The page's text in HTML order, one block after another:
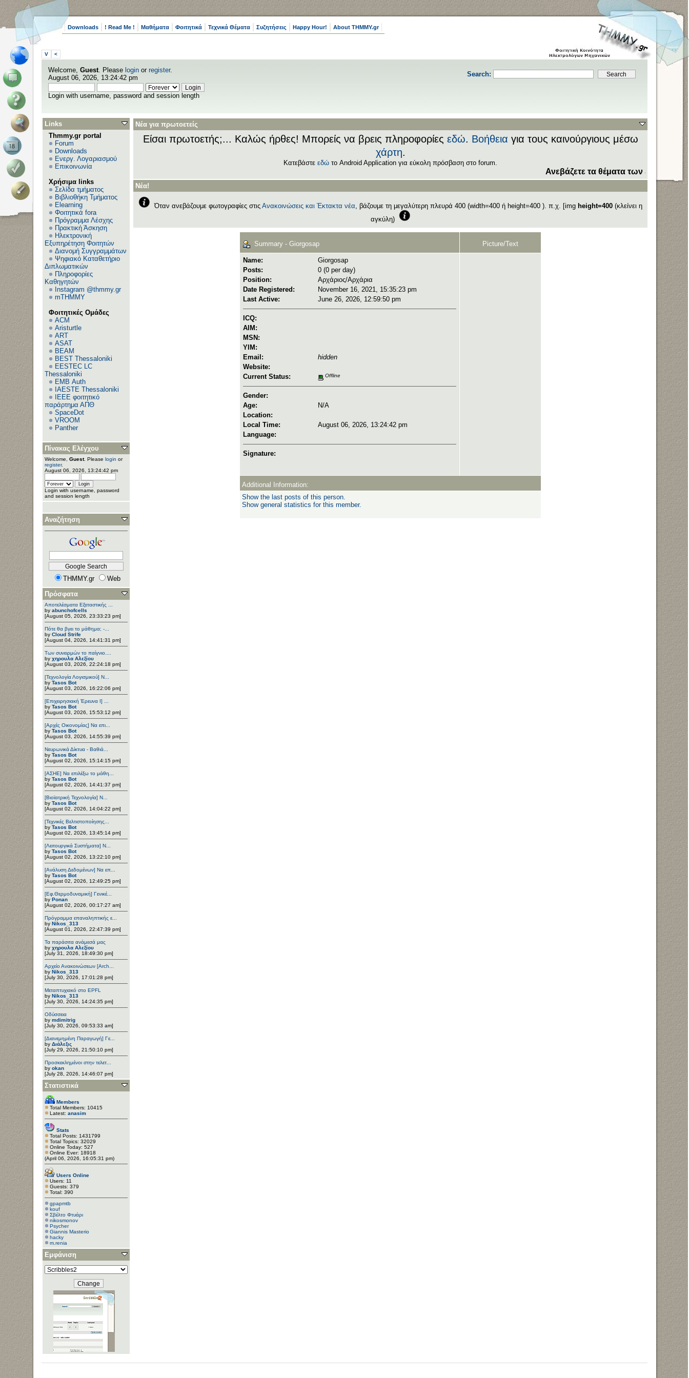
Downloads ! Read Me ! Μαθήματα Φοιτητικά Τεχνικά Θέματα Συζητήσεις Happy Hour! About THMMY.gr
V <
Search:
Welcome, Guest. Please login or register.
August 06, 2026, 13:24:42 pm
Login with username, password and session length
Links
Thmmy.gr portal
Forum
Downloads
Ενεργ. Λογαριασμού
Επικοινωνία
Χρήσιμα links
Σελίδα τμήματος
Βιβλιοθήκη Τμήματος
Elearning
Φοιτητικά fora
Πρόγραμμα Λέσχης
Πρακτική Άσκηση
Ηλεκτρονική
Εξυπηρέτηση Φοιτητών
Διανομή Συγγραμμάτων
Ψηφιακό Καταθετήριο
Διπλωματικών
Πληροφορίες
Καθηγητών
Instagram @thmmy.gr
mTHMMY
Φοιτητικές Ομάδες
ACM
Aristurtle
ART
ASAT
BEAM
BEST Thessaloniki
EESTEC LC
Thessaloniki
EΜΒ Auth
IAESTE Thessaloniki
IEEE φοιτητικό
παράρτημα ΑΠΘ
SpaceDot
VROOM
Panther
Πίνακας Ελέγχου
Welcome, Guest. Please login or
register.
August 06, 2026, 13:24:42 pm
Login with username, password
and session length
Αναζήτηση
THMMY.gr
Web
Πρόσφατα
Αποτελέσματα Εξεταστικής ...
by abunchofcells
[August 05, 2026, 23:33:23 pm]
Πότε θα βγει το μάθημα; -...
by Cloud Strife
[August 04, 2026, 14:41:31 pm]
Των συνειρμών το παίγνιο....
by χηρουλα Αλεξίου
[August 03, 2026, 22:24:18 pm]
[Τεχνολογία Λογισμικού] Ν...
by Tasos Bot
[August 03, 2026, 16:22:06 pm]
[Επιχειρησιακή Έρευνα Ι] ...
by Tasos Bot
[August 03, 2026, 15:53:12 pm]
[Αρχές Οικονομίας] Να επι...
by Tasos Bot
[August 03, 2026, 14:55:39 pm]
Νευρωνικά Δίκτυα - Βαθιά...
by Tasos Bot
[August 02, 2026, 15:14:15 pm]
[ΑΣΗΕ] Να επιλέξω το μάθη...
by Tasos Bot
[August 02, 2026, 14:41:37 pm]
[Βιοϊατρική Τεχνολογία] Ν...
by Tasos Bot
[August 02, 2026, 14:04:22 pm]
[Τεχνικές Βελτιστοποίησης...
by Tasos Bot
[August 02, 2026, 13:45:14 pm]
[Λειτουργικά Συστήματα] Ν...
by Tasos Bot
[August 02, 2026, 13:22:10 pm]
[Ανάλυση Δεδομένων] Να επ...
by Tasos Bot
[August 02, 2026, 12:49:25 pm]
[Εφ.Θερμοδυναμική] Γενικέ...
by Ponan
[August 02, 2026, 00:17:27 am]
Πρόγραμμα επαναληπτικής ε...
by Nikos_313
[August 01, 2026, 22:47:39 pm]
Τα παράσιτα ανάμεσά μας
by χηρουλα Αλεξίου
[July 31, 2026, 18:49:30 pm]
Αρχείο Ανακοινώσεων [Arch...
by Nikos_313
[July 30, 2026, 17:01:28 pm]
Μεταπτυχιακό στο EPFL
by Nikos_313
[July 30, 2026, 14:24:35 pm]
Οδύσσεια
by mdimitrig
[July 30, 2026, 09:53:33 am]
[Διανεμημένη Παραγωγή] Γε...
by Διάλεξις
[July 29, 2026, 21:50:10 pm]
Προσκεκλημένοι στην τελετ...
by okan
[July 28, 2026, 14:46:07 pm]
Στατιστικά
Members
Total Members: 10415
Latest: anasim
Stats
Total Posts: 1431799
Total Topics: 32029
Online Today: 527
Online Ever: 18918
(April 06, 2026, 16:05:31 pm)
Users Online
Users: 11
Guests: 379
Total: 390
gpapmtb
kouf
Σβέλτο Φτυάρι
nikosmonov
Psycher
Giannis Masterio
hacky
m.renia
Εμφάνιση
Νέα για πρωτοετείς
Είσαι πρωτοετής;... Καλώς ήρθες! Μπορείς να βρεις πληροφορίες εδώ. Βοήθεια για τους καινούργιους μέσω
χάρτη.
Κατεβάστε εδώ το Android Application για εύκολη πρόσβαση στο forum.
Ανεβάζετε τα θέματα των εξετάσεων στον
Νέα!
Όταν ανεβάζουμε φωτογραφίες στις Ανακοινώσεις και Έκτακτα νέα, βάζουμε τη μεγαλύτερη πλευρά 400 (width=400 ή height=400 ). π.χ. [img height=400 (κλείνει η
αγκύλη)
Summary - Giorgosap Picture/Text
Name:
Giorgosap
Posts:
0 (0 per day)
Position:
Αρχάριος/Αρχάρια
Date Registered:
November 16, 2021, 15:35:23 pm
Last Active:
June 26, 2026, 12:59:50 pm
ICQ:
AIM:
MSN:
YIM:
Email:
hidden
Website:
Current Status:
Offline
Gender:
Age:
N/A
Location:
Local Time:
August 06, 2026, 13:24:42 pm
Language:
Signature:
Additional Information:
Show the last posts of this person.
Show general statistics for this member.